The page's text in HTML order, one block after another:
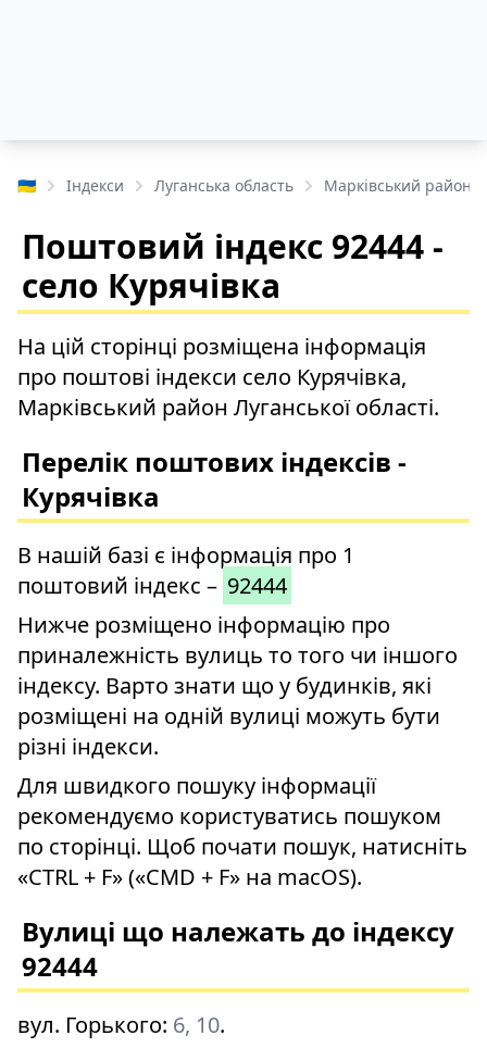
🇺🇦 Індекси Луганська область Марківський район
Поштовий індекс 92444 -
село Курячівка
На цій сторінці розміщена інформація
про поштові індекси село Курячівка,
Марківський район Луганської області.
Перелік поштових індексів -
Курячівка
В нашій базі є інформація про 1
поштовий індекс – 92444
Нижче розміщено інформацію про
приналежність вулиць то того чи іншого
індексу. Варто знати що у будинків, які
розміщені на одній вулиці можуть бути
різні індекси.
Для швидкого пошуку інформації
рекомендуємо користуватись пошуком
по сторінці. Щоб почати пошук, натисніть
«CTRL + F» («CMD + F» на macOS).
Вулиці що належать до індексу
92444
вул. Горького: 6, 10.